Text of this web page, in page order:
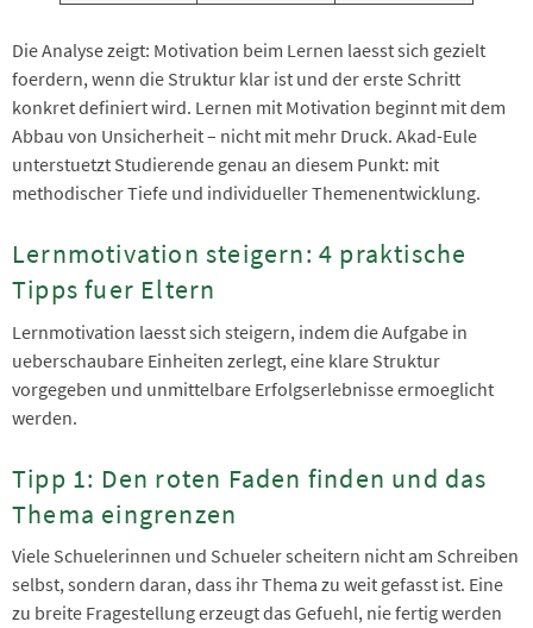
Die Analyse zeigt: Motivation beim Lernen laesst sich gezielt
foerdern, wenn die Struktur klar ist und der erste Schritt
konkret definiert wird. Lernen mit Motivation beginnt mit dem
Abbau von Unsicherheit – nicht mit mehr Druck. Akad-Eule
unterstuetzt Studierende genau an diesem Punkt: mit
methodischer Tiefe und individueller Themenentwicklung.
Lernmotivation steigern: 4 praktische
Tipps fuer Eltern
Lernmotivation laesst sich steigern, indem die Aufgabe in
ueberschaubare Einheiten zerlegt, eine klare Struktur
vorgegeben und unmittelbare Erfolgserlebnisse ermoeglicht
werden.
Tipp 1: Den roten Faden finden und das
Thema eingrenzen
Viele Schuelerinnen und Schueler scheitern nicht am Schreiben
selbst, sondern daran, dass ihr Thema zu weit gefasst ist. Eine
zu breite Fragestellung erzeugt das Gefuehl, nie fertig werden